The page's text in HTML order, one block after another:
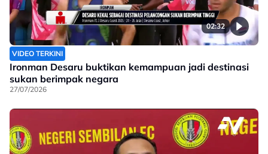
02:32
VIDEO TERKINI
Ironman Desaru buktikan kemampuan jadi destinasi
sukan berimpak negara
27/07/2026